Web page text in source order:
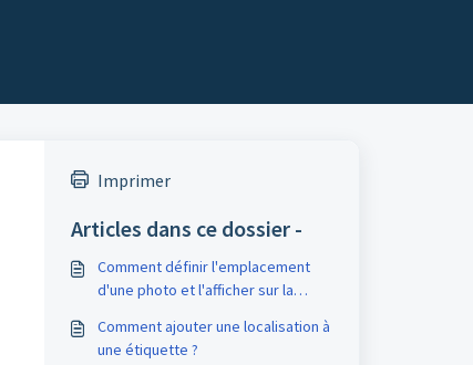
Imprimer
Articles dans ce dossier -
Comment définir l'emplacement
d'une photo et l'afficher sur la
Comment ajouter une localisation à
une étiquette ?